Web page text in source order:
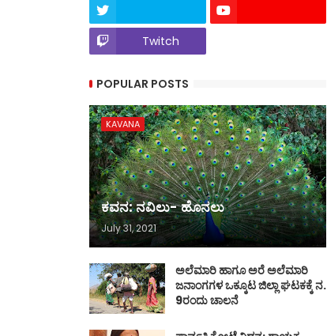
Twitch
POPULAR POSTS
KAVANA
ಕವನ: ನವಿಲು- ಹೊನಲು
July 31, 2021
ಅಲೆಮಾರಿ ಹಾಗೂ ಅರೆ ಅಲೆಮಾರಿ
ಜನಾಂಗಗಳ ಒಕ್ಕೂಟ ಜಿಲ್ಲಾ ಘಟಕಕ್ಕೆ ನ.
9ರಂದು ಚಾಲನೆ